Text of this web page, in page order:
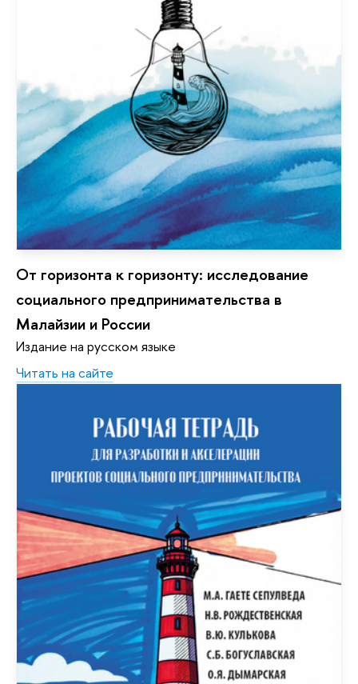
От горизонта к горизонту: исследование
социального предпринимательства в
Малайзии и России
Издание на русском языке
Читать на сайте